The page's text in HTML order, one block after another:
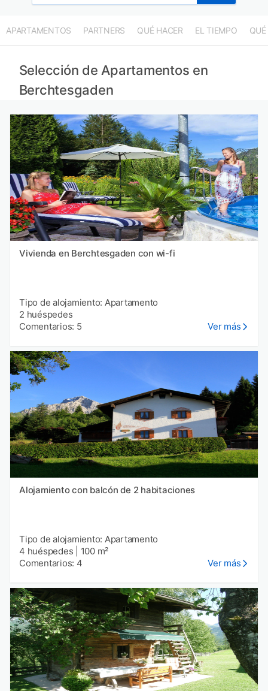
APARTAMENTOS PARTNERS QUÉ HACER EL TIEMPO QUÉ
Selección de Apartamentos en
Berchtesgaden
Vivienda en Berchtesgaden con wi-fi
Tipo de alojamiento: Apartamento
2 huéspedes
Comentarios: 5
Ver más
Alojamiento con balcón de 2 habitaciones
Tipo de alojamiento: Apartamento
4 huéspedes
100 m²
Comentarios: 4
Ver más